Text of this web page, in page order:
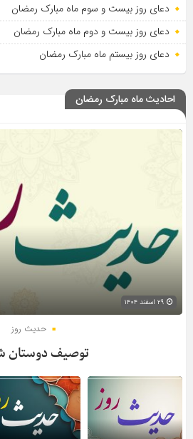
دعای روز بیست و سوم ماه مبارک رمضان
دعای روز بیست و دوم ماه مبارک رمضان
دعای روز بیستم ماه مبارک رمضان
احادیث ماه مبارک رمضان
حدیث روز
توصیف دوستان